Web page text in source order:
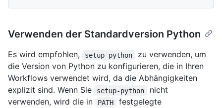
Verwenden der Standardversion Python
Es wird empfohlen, setup-python
zu verwenden, um
die Version von Python zu konfigurieren, die in Ihren
Workflows verwendet wird, da die Abhängigkeiten
explizit sind. Wenn Sie
setup-python
nicht
verwenden, wird die in
PATH
festgelegte